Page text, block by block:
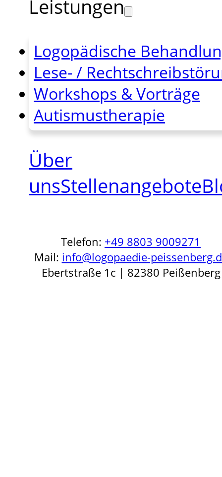
Leistungen
Logopädische
Lese- /
Workshops & Vorträge
Autismustherapie
Über
unsStellenangebote
Telefon: +49 8803 9009271
Mail: info@logopaedie-
Ebertstraße 1c | 82380 Peißenberg